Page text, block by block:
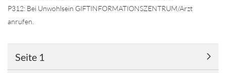
P312: Bei Unwohlsein GIFTINFORMATIONSZENTRUM/Arzt
anrufen.
Seite 1